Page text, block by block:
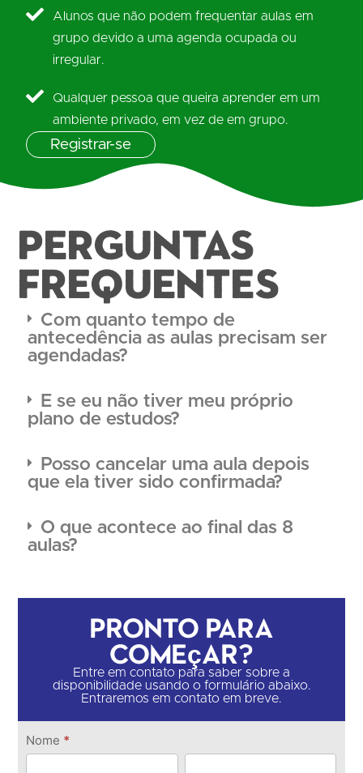
Alunos que não podem frequentar aulas em
grupo devido a uma agenda ocupada ou
irregular.
Qualquer pessoa que queira aprender em um
ambiente privado, em vez de em grupo.
Registrar-se
PERGUNTAS
FREQUENTES
Com quanto tempo de
antecedência as aulas precisam ser
agendadas?
E se eu não tiver meu próprio
plano de estudos?
Posso cancelar uma aula depois
que ela tiver sido confirmada?
O que acontece ao final das 8
aulas?
Pronto para
começar?
Entre em contato para saber sobre a
disponibilidade usando o formulário abaixo.
Entraremos em contato em breve.
Entre
em
Nome *